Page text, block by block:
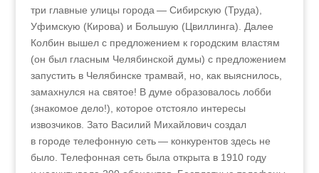
три главные улицы города — Сибирскую (Труда),
Уфимскую (Кирова) и Большую (Цвиллинга). Далее
Колбин вышел с предложением к городским властям
(он был гласным Челябинской думы) с предложением
запустить в Челябинске трамвай, но, как выяснилось,
замахнулся на святое! В думе образовалось лобби
(знакомое дело!), которое отстояло интересы
извозчиков. Зато Василий Михайлович создал
в городе телефонную сеть — конкурентов здесь не
было. Телефонная сеть была открыта в 1910 году